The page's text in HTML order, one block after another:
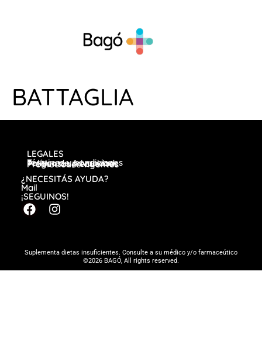
BATTAGLIA
LEGALES
Términos y condiciones
Política de privacidad
Preguntas frecuentes
Promociones vigentes
¿NECESITÁS AYUDA?
Mail
¡SEGUINOS!
Suplementa dietas insuficientes. Consulte a su médico y/o farmaceútico
©2026 BAGÓ, All rights reserved.